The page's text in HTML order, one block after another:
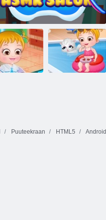
Puuteekraan HTML5 Android